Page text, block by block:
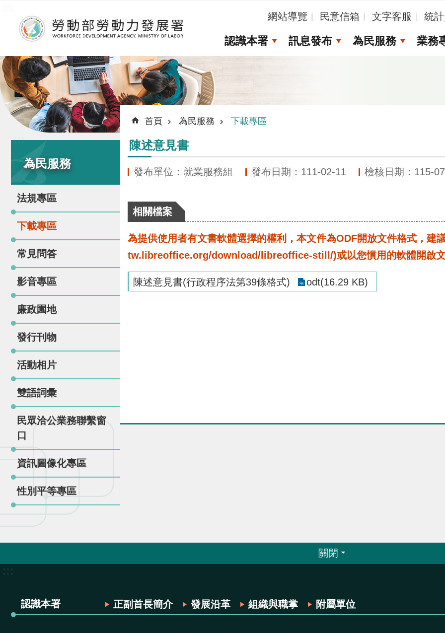
網站導覽 民意信箱 文字客服 統
認識本署 訊息發布 為民服務 業務
:::
為民服務
法規專區
下載專區
常見問答
影音專區
廉政園地
發行刊物
活動相片
雙語詞彙
民眾洽公業務聯繫窗
口
資訊圖像化專區
性別平等專區
::: 首頁 為民服務 下載專區
陳述意見書
發布單位：就業服務組 發布日期：111-02-11 檢核日期：115-
相關檔案
為提供使用者有文書軟體選擇的權利，本文件為ODF開放文件格式，建
tw.libreoffice.org/download/libreoffice-still/)或以您慣用的軟體開啟
陳述意見書(行政程序法第39條格式) odt(16.29 KB)
關閉
認識本署 正副首長簡介 發展沿革 組織與職掌 附屬單位